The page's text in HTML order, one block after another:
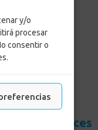
y/o
procesar
consentir o
Enlaces